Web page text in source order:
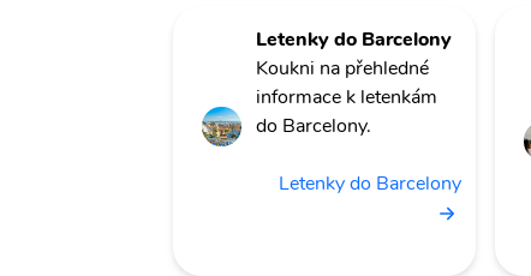
Letenky do Barcelony
Koukni na přehledné
informace k letenkám
do Barcelony.
Letenky do Barcelony